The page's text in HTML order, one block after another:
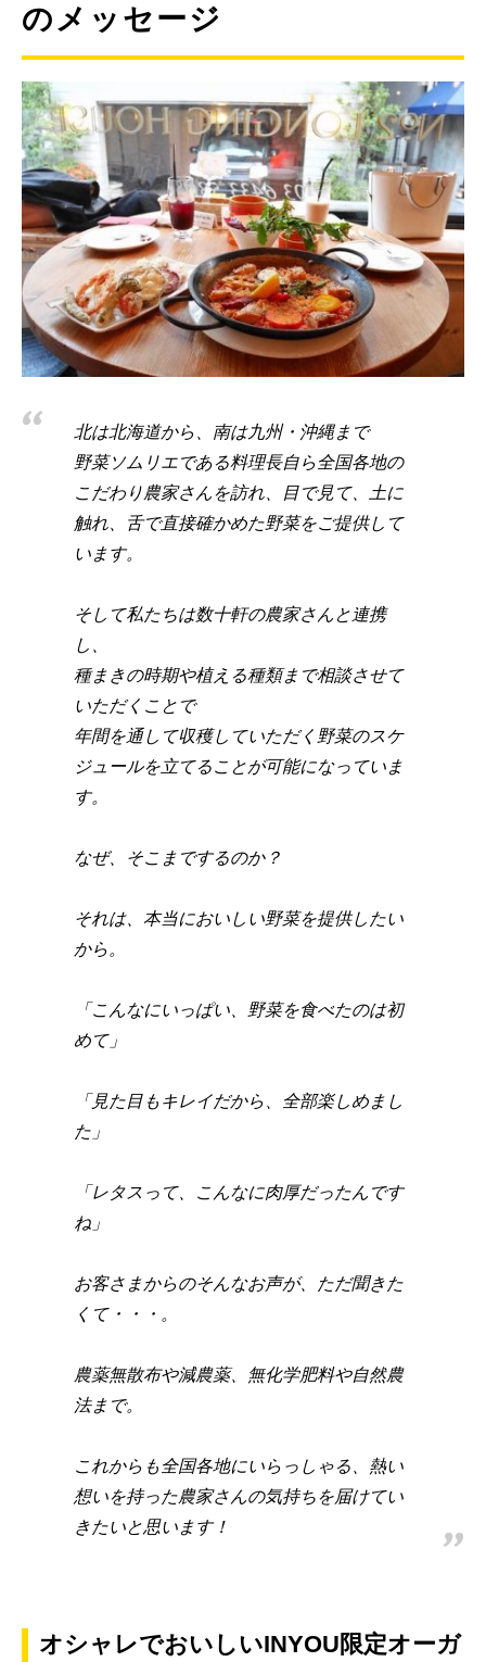
のメッセージ
北は北海道から、南は九州・沖縄まで
野菜ソムリエである料理長自ら全国各地の
こだわり農家さんを訪れ、目で見て、土に
触れ、舌で直接確かめた野菜をご提供して
います。
そして私たちは数十軒の農家さんと連携
し、
種まきの時期や植える種類まで相談させて
いただくことで
年間を通して収穫していただく野菜のスケ
ジュールを立てることが可能になっていま
す。
なぜ、そこまでするのか？
それは、本当においしい野菜を提供したい
から。
「こんなにいっぱい、野菜を食べたのは初
めて」
「見た目もキレイだから、全部楽しめまし
た」
「レタスって、こんなに肉厚だったんです
ね」
お客さまからのそんなお声が、ただ聞きた
くて・・・。
農薬無散布や減農薬、無化学肥料や自然農
法まで。
これからも全国各地にいらっしゃる、熱い
想いを持った農家さんの気持ちを届けてい
きたいと思います！
オシャレでおいしいINYOU限定オーガ